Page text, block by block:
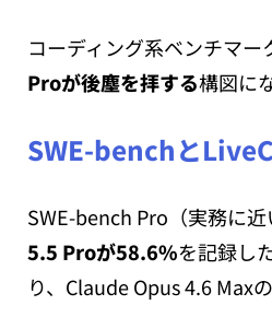
コーディング系ベンチマー
Proが後塵を拝する構図に
SWE-benchと
SWE-bench Pro（実務に近
5.5 Proが58.6%を記録し
り、Claude Opus 4.6 Max